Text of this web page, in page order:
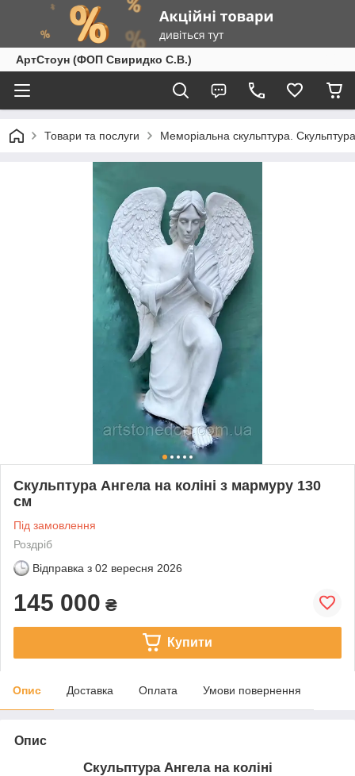
АртСтоун (ФОП Свиридко С.В.)
Товари та послуги Меморіальна скульптура.
Скульптура Ангела на коліні з мармуру 130
см
Під замовлення
Роздріб
Відправка з 02 вересня 2026
145 000 ₴
Купити
Опис Доставка Оплата Умови повернення
Опис
Скульптура Ангела на коліні